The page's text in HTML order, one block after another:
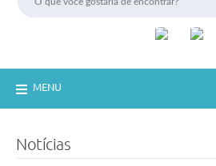
MENU
Notícias